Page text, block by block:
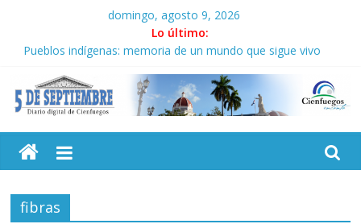
contenido
domingo, agosto 9, 2026
Lo último:
Pueblos indígenas: memoria de un mundo que sigue vivo
¡La unidad es la voluntad de luchar y de vencer juntos!
Donde Fidel fue feliz (+Fotos y Video)
Santo Domingo y la victoria que no aparece en el medallero
5
Septiembre
Diario
fibras